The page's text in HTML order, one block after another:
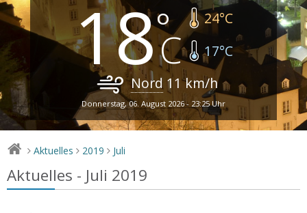
18 24°C
17°C
Nord 11km/h
Donnerstag, 06. August 2026 - 23:25 Uhr
> Aktuelles > 2019 > Juli
Aktuelles - Juli 2019